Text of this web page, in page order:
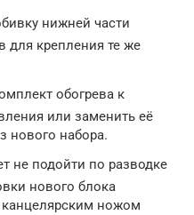
нижней части
для крепления те же
обогрева к
или заменить её
нового набора.
не подойти по разводке
нового блока
канцелярским ножом